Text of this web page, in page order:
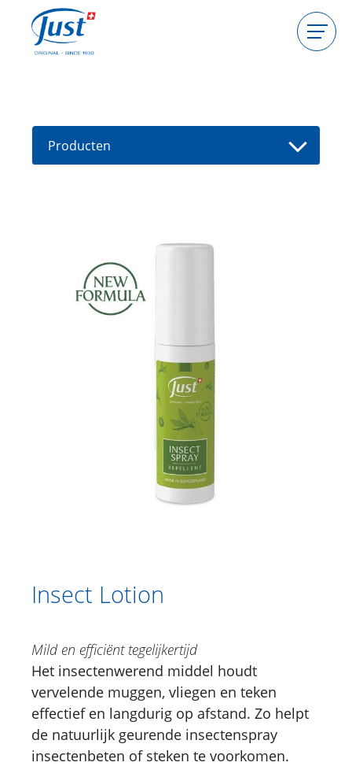
Consulente worden
Gids
Producten
High Light
Bad
Lichaamsverzorging
Aromatherapie
SUN CARE zonnemelk SPF 30
SUN CARE zonnemelk SPF 50
SUN CARE Aftersun
Insect Lotion
Specialiteiten
Insect Lotion
Mild en efficiënt tegelijkertijd
Het insectenwerend middel houdt
vervelende muggen, vliegen en teken
effectief en langdurig op afstand. Zo helpt
de natuurlijk geurende insectenspray
insectenbeten of steken te voorkomen.